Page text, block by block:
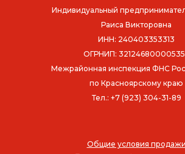
Общие условия продажи
Индивидуальный
Раиса Викторовна
ИНН: 240403353313
ОГРНИП:
Межрайонная инспекция ФНС
по Красноярскому краю
Тел.: +7 (923) 304-31-89